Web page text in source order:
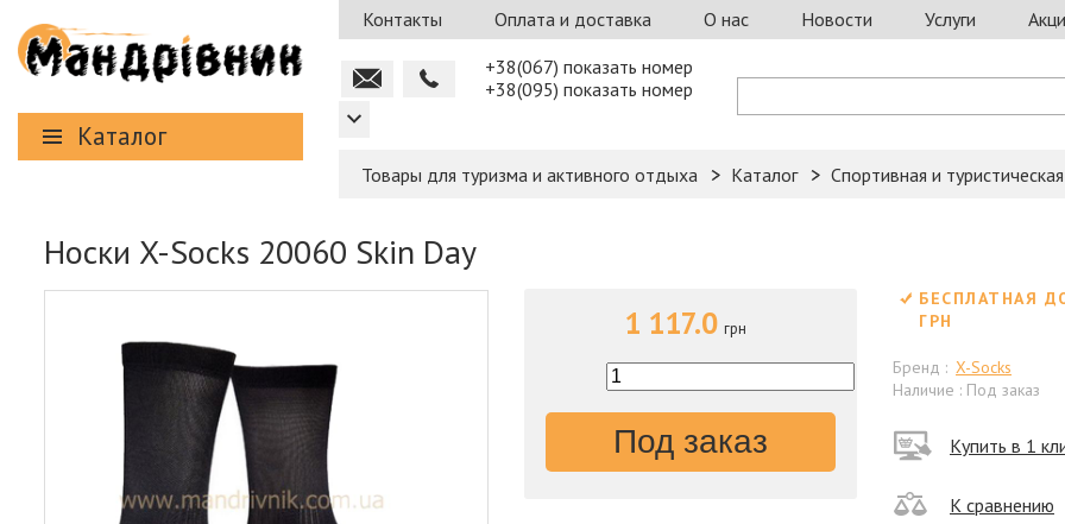
Каталог
Контакты Оплата и доставка О нас Новости Услуги
+38(067) показать номер
+38(095) показать номер
Товары для туризма и активного отдыха Каталог Спортивная и
Носки X-Socks 20060 Skin Day
БЕСПЛАТНАЯ
ГРН
Бренд : X-Socks
Наличие : Под заказ
1 117.0 грн
Под заказ Купить в 1
К сравнению